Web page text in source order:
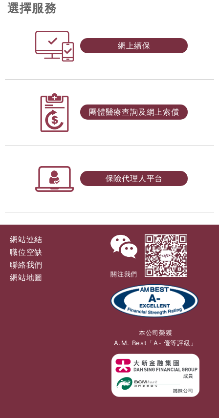
選擇服務
網上續保
團體醫療查詢及網上索償
保險代理人平台
網站連結
職位空缺
聯絡我們
網站地圖
關注我們
本公司榮獲
A.M. Best「A- 優等評級」